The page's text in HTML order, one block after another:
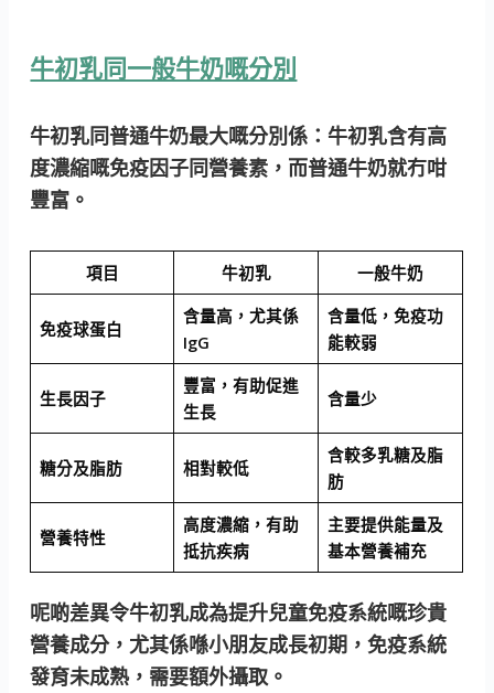
牛初乳同一般牛奶嘅分別
牛初乳同普通牛奶最大嘅分別係： 牛初乳含有高
度濃縮嘅免疫因子同營養素，而普通牛奶就冇咁
豐富。
項目 牛初乳 一般牛奶
免疫球蛋白
含量高，尤其係
IgG
含量低，免疫功
能較弱
生長因子
豐富，有助促進
生長
含量少
糖分及脂肪 相對較低
含較多乳糖及脂
肪
營養特性
高度濃縮，有助
抵抗疾病
主要提供能量及
基本營養補充
呢啲差異令牛初乳成為提升兒童免疫系統嘅珍貴
營養成分，尤其係喺小朋友成長初期，免疫系統
發育未成熟，需要額外攝取。